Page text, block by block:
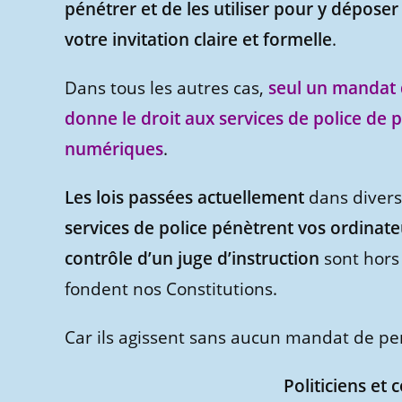
pénétrer et de les utiliser pour y
votre invitation claire et formelle.
Dans tous les autres cas, seul un
donne le droit aux services de police de
numériques.
Les lois passées actuellement dans
services de police pénètrent vos
contrôle d’un juge d’instruction sont
fondent nos Constitutions.
Car ils agissent sans aucun mandat de
Politiciens et